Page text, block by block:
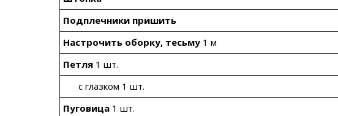
Подплечники пришить
Настрочить оборку, тесьму 1 м
Петля 1 шт.
с глазком 1 шт.
Пуговица 1 шт.